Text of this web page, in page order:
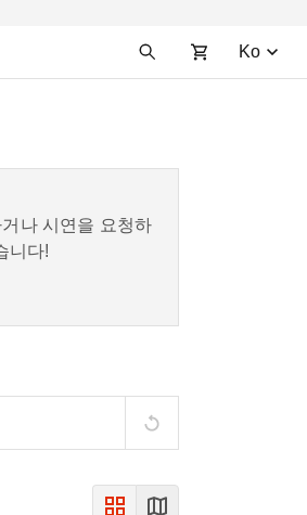
Ko
나 시연을 요청하
니다!